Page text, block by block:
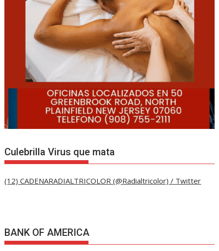
Culebrilla Virus que mata
(12) CADENARADIALTRICOLOR (@Radialtricolor) / Twitter
BANK OF AMERICA